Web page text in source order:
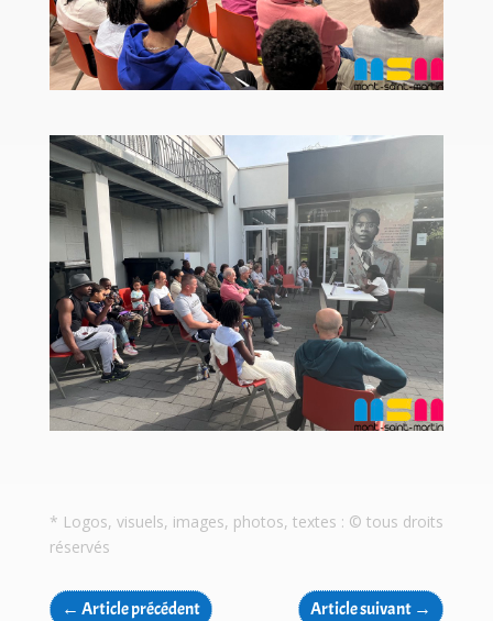
* Logos, visuels, images, photos, textes : © tous droits
réservés
← Article précédent Article suivant →